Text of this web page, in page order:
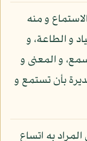
و منه
و الطاعة، و
و المعنى و
بأن تستمع و
به اتساع